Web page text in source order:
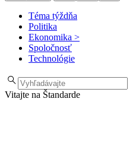
Téma týždňa
Politika
Ekonomika >
Spoločnosť
Technológie
Vitajte na Štandarde